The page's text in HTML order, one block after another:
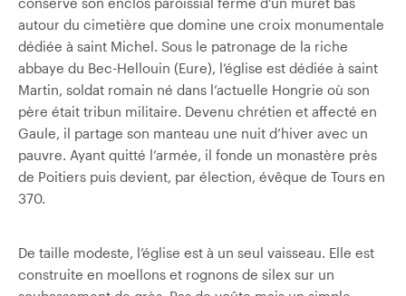
autour du cimetière que domine une croix monumentale
dédiée à saint Michel. Sous le patronage de la riche
abbaye du Bec-Hellouin (Eure), l’église est dédiée à saint
Martin, soldat romain né dans l’actuelle Hongrie où son
père était tribun militaire. Devenu chrétien et affecté en
Gaule, il partage son manteau une nuit d’hiver avec un
pauvre. Ayant quitté l’armée, il fonde un monastère près
de Poitiers puis devient, par élection, évêque de Tours en
370.
De taille modeste, l’église est à un seul vaisseau. Elle est
construite en moellons et rognons de silex sur un